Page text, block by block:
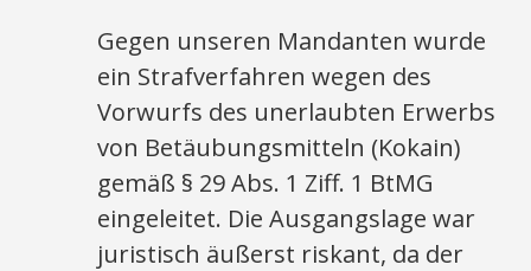
Gegen unseren Mandanten wurde
ein Strafverfahren wegen des
Vorwurfs des unerlaubten Erwerbs
von Betäubungsmitteln (Kokain)
gemäß § 29 Abs. 1 Ziff. 1 BtMG
eingeleitet. Die Ausgangslage war
juristisch äußerst riskant, da der